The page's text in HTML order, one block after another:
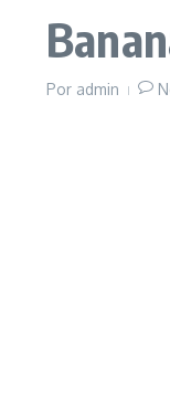
Por admin